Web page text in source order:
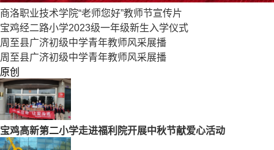
商洛职业技术学院“老师您好”教师节宣传片
宝鸡经二路小学2023级一年级新生入学仪式
周至县广济初级中学青年教师风采展播
周至县广济初级中学青年教师风采展播
原创
宝鸡高新第二小学走进福利院开展中秋节献爱心活动